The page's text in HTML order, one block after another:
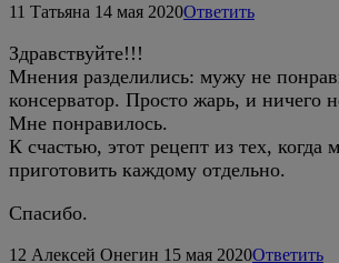
11 Татьяна 14 мая 2020Ответить
Здравствуйте!!!
Мнения разделились: мужу не
консерватор. Просто жарь, и ничего
Мне понравилось.
К счастью, этот рецепт из тех, когда
приготовить каждому отдельно.
Спасибо.
12 Алексей Онегин 15 мая 2020Ответить